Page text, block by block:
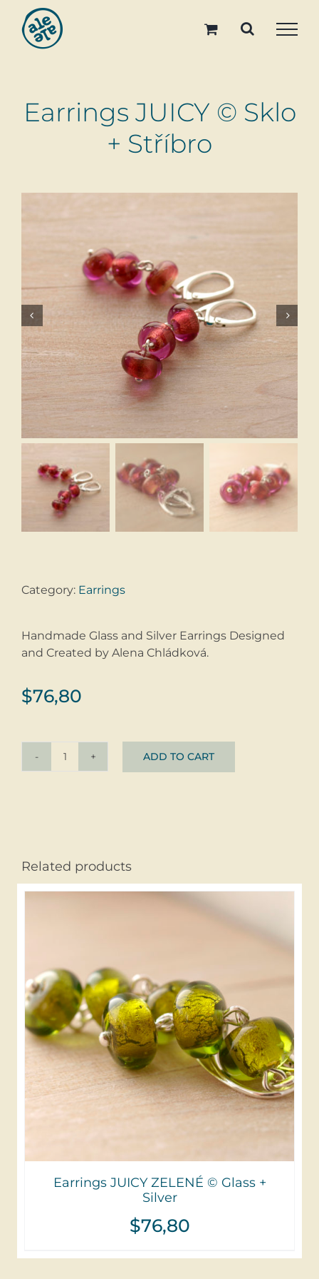
content
Earrings JUICY © Sklo
+ Stříbro
 
$76,80
Handmade Glass and Silver Earrings Designed
and Created by Alena Chládková.
Earrings
quantity
ADD TO CART
Category: Earrings
Related products
Earrings JUICY ZELENÉ © Glass +
Silver
$76,80